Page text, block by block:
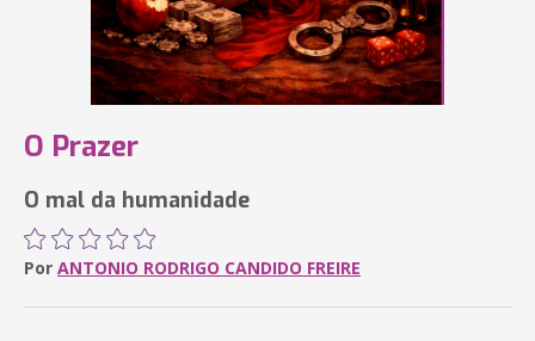
O Prazer
O mal da humanidade
Por ANTONIO RODRIGO CANDIDO FREIRE